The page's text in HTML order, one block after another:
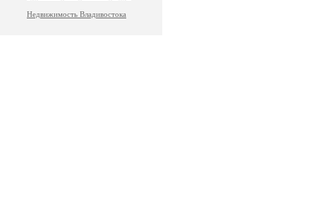
Недвижимость Владивостока